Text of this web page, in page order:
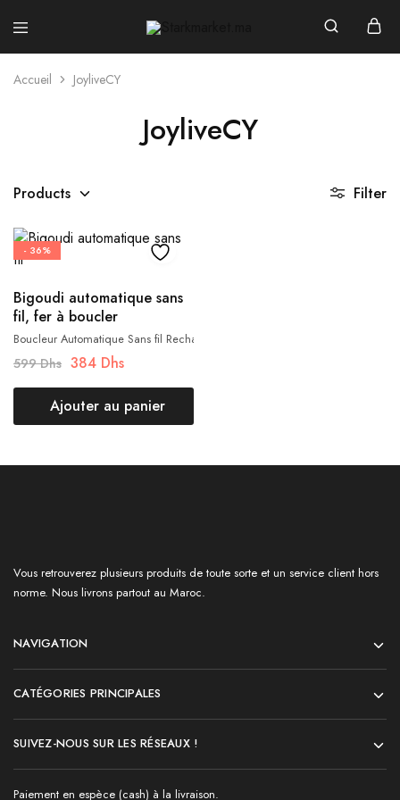
Starkmarket.ma
Accueil JoyliveCY
JoyliveCY
Products Filter
- 36%
Bigoudi automatique sans
fil, fer à boucler
automatique
Boucleur Automatique Sans fil Rechargeable, Portable
599Dhs 384 Dhs
Ajouter au panier
Vous retrouverez plusieurs produits de toute sorte et un service client hors
norme. Nous livrons partout au Maroc.
NAVIGATION
CATÉGORIES PRINCIPALES
SUIVEZ-NOUS SUR LES RÉSEAUX !
Paiement en espèce (cash) à la livraison.